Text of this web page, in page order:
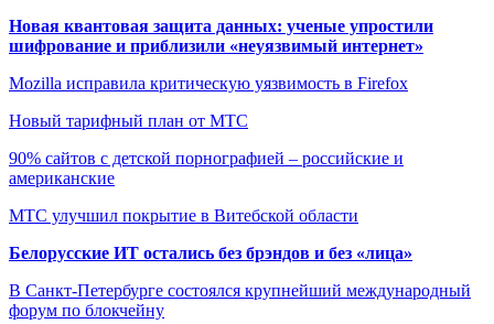
Новая квантовая защита данных: ученые упростили
шифрование и приблизили «неуязвимый интернет»
Mozilla исправила критическую уязвимость в Firefox
Новый тарифный план от МТС
90% сайтов с детской порнографией – российские и
американские
МТС улучшил покрытие в Витебской области
Белорусские ИТ остались без брэндов и без «лица»
В Санкт-Петербурге состоялся крупнейший международный
форум по блокчейну